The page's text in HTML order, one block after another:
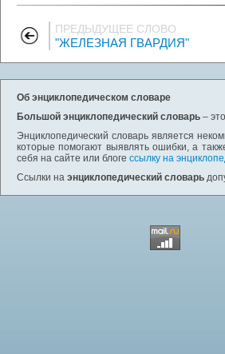
ПРЕДЫДУЩЕЕ СЛОВО
"ЖЕЛЕЗНАЯ ГВАРДИЯ"
Об энциклопедическом словаре
Большой энциклопедический словарь –
Энциклопедический словарь является
которые помогают выявлять ошибки, а
себя на сайте или блоге ссылку на
Ссылки на энциклопедический словарь